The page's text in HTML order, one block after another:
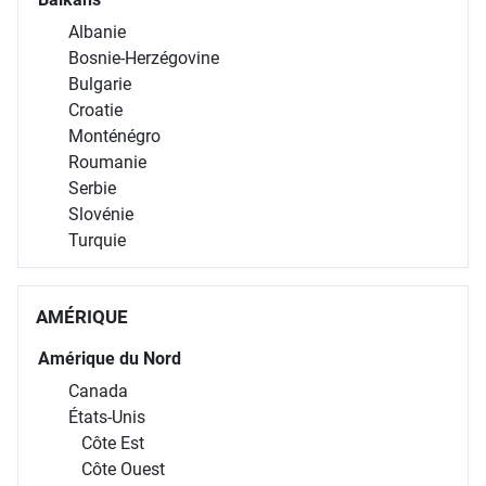
Lettonie
Lituanie
Balkans
Albanie
Bosnie-Herzégovine
Bulgarie
Croatie
Monténégro
Roumanie
Serbie
Turquie
AMÉRIQUE
Amérique du Nord
Canada